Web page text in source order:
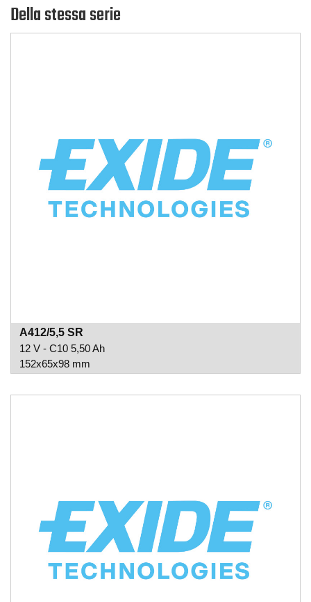
Della stessa serie
A412/5,5 SR
12 V - C10 5,50 Ah
152x65x98 mm